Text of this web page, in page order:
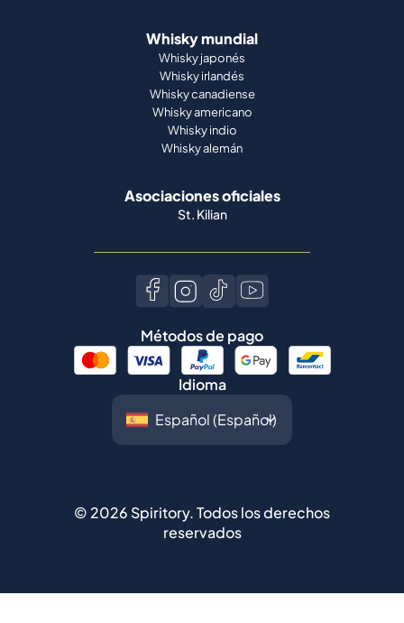
Whisky mundial
Whisky japonés
Whisky irlandés
Whisky canadiense
Whisky americano
Whisky indio
Whisky alemán
Asociaciones oficiales
St. Kilian
Métodos de pago
Idioma
© 2026 Spiritory.Todos los derechos
reservados